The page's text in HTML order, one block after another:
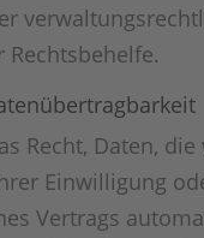
Recht, Daten,
Einwilligung
Vertrags